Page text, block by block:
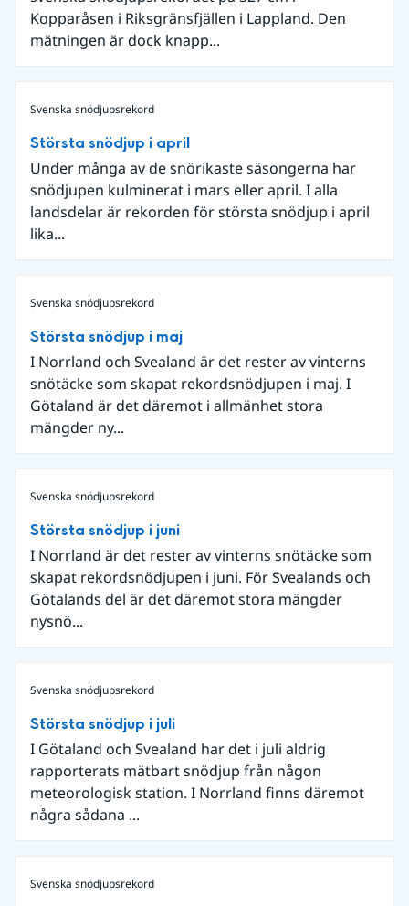
Kopparåsen i Riksgränsfjällen i Lappland. Den
mätningen är dock knapp...
Svenska snödjupsrekord
Största snödjup i april
Under många av de snörikaste säsongerna har
snödjupen kulminerat i mars eller april. I alla
landsdelar är rekorden för största snödjup i april
lika...
Svenska snödjupsrekord
Största snödjup i maj
I Norrland och Svealand är det rester av vinterns
snötäcke som skapat rekordsnödjupen i maj. I
Götaland är det däremot i allmänhet stora
mängder ny...
Svenska snödjupsrekord
Största snödjup i juni
I Norrland är det rester av vinterns snötäcke som
skapat rekordsnödjupen i juni. För Svealands och
Götalands del är det däremot stora mängder
nysnö...
Svenska snödjupsrekord
Största snödjup i juli
I Götaland och Svealand har det i juli aldrig
rapporterats mätbart snödjup från någon
meteorologisk station. I Norrland finns däremot
några sådana ...
Svenska snödjupsrekord